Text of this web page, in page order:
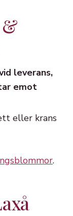
&
leverans,
emot
eller krans
.